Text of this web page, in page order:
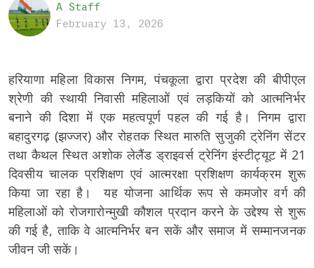
A Staff
February 13, 2026
हरियाणा महिला विकास निगम, पंचकूला द्वारा प्रदेश की बीपीएल
श्रेणी की स्थायी निवासी महिलाओं एवं लड़कियों को आत्मनिर्भर
बनाने की दिशा में एक महत्वपूर्ण पहल की गई है। निगम द्वारा
बहादुरगढ़ (झज्जर) और रोहतक स्थित मारुति सुजुकी ट्रेनिंग सेंटर
तथा कैथल स्थित अशोक लेलैंड ड्राइवर्स ट्रेनिंग इंस्टीट्यूट में 21
दिवसीय चालक प्रशिक्षण एवं आत्मरक्षा प्रशिक्षण कार्यक्रम शुरू
किया जा रहा है। यह योजना आर्थिक रूप से कमजोर वर्ग की
महिलाओं को रोजगारोन्मुखी कौशल प्रदान करने के उद्देश्य से शुरू
की गई है, ताकि वे आत्मनिर्भर बन सकें और समाज में सम्मानजनक
जीवन जी सकें।